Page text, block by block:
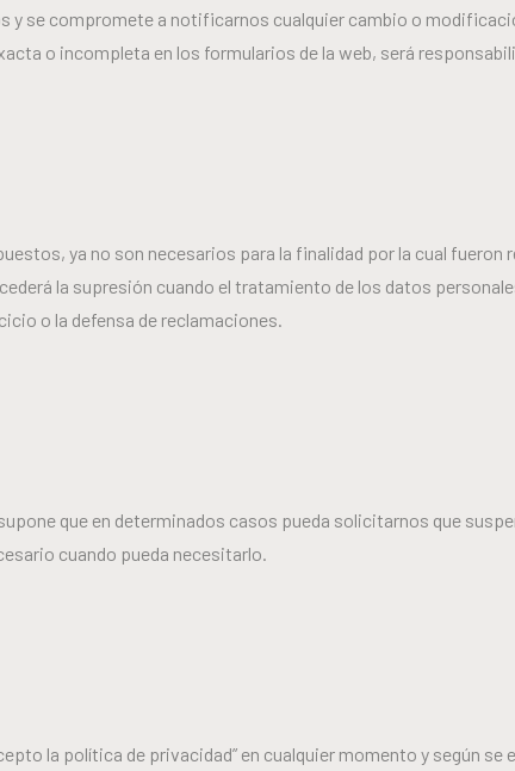
se compromete a notificarnos cualquier cambio o
o incompleta en los formularios de la web, será
ya no son necesarios para la finalidad por la cual fueron
la supresión cuando el tratamiento de los datos
o la defensa de reclamaciones.
que en determinados casos pueda solicitarnos que
cuando pueda necesitarlo.
la política de privacidad” en cualquier momento y según se